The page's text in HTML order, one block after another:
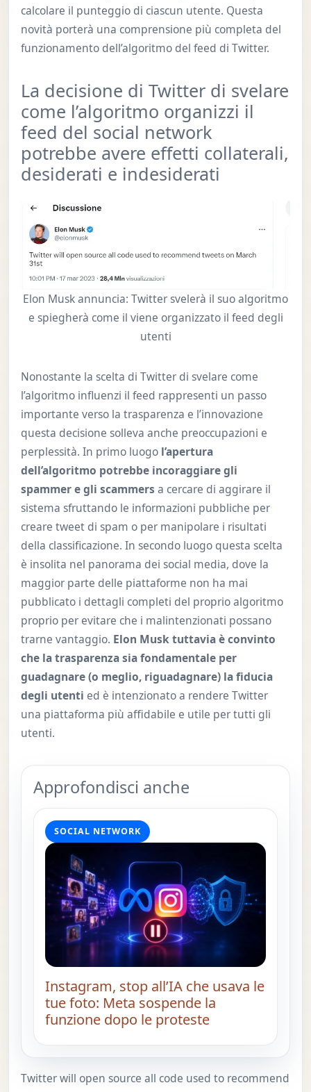
calcolare il punteggio di ciascun utente. Questa
novità porterà una comprensione più completa del
funzionamento dell’algoritmo del feed di Twitter.
La decisione di Twitter di svelare
come l’algoritmo organizzi il
feed del social network
potrebbe avere effetti collaterali,
desiderati e indesiderati
Elon Musk annuncia: Twitter svelerà il suo algoritmo
e spiegherà come il viene organizzato il feed degli
utenti
Nonostante la scelta di Twitter di svelare come
l’algoritmo influenzi il feed rappresenti un passo
importante verso la trasparenza e l’innovazione
questa decisione solleva anche preoccupazioni e
perplessità. In primo luogo l’apertura
dell’algoritmo potrebbe incoraggiare gli
spammer e gli scammers a cercare di aggirare il
sistema sfruttando le informazioni pubbliche per
creare tweet di spam o per manipolare i risultati
della classificazione. In secondo luogo questa scelta
è insolita nel panorama dei social media, dove la
maggior parte delle piattaforme non ha mai
pubblicato i dettagli completi del proprio algoritmo
proprio per evitare che i malintenzionati possano
trarne vantaggio. Elon Musk tuttavia è convinto
che la trasparenza sia fondamentale per
guadagnare (o meglio, riguadagnare) la fiducia
degli utenti ed è intenzionato a rendere Twitter
una piattaforma più affidabile e utile per tutti gli
utenti.
Approfondisci anche
SOCIAL NETWORK
Instagram, stop all’IA che usava le
tue foto: Meta sospende la
funzione dopo le proteste
Twitter will open source all code used to recommend